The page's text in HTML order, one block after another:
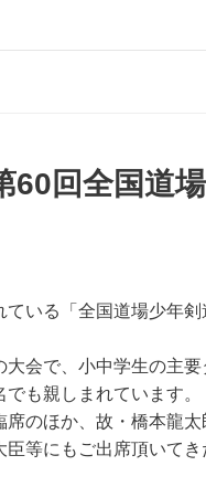
60回全国道
いる「全国道場少年剣
大会で、小中学生の主要
も親しまれています。
のほか、故・橋本龍太
等にもご出席頂いてき